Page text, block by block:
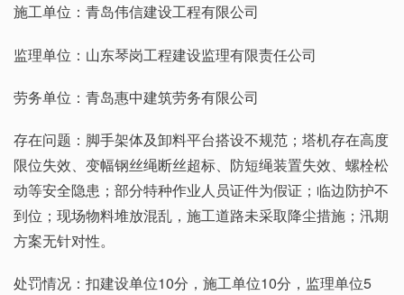
施工单位：青岛伟信建设工程有限公司
监理单位：山东琴岗工程建设监理有限责任公司
劳务单位：青岛惠中建筑劳务有限公司
存在问题：脚手架体及卸料平台搭设不规范；塔机存在高度
限位失效、变幅钢丝绳断丝超标、防短绳装置失效、螺栓松
动等安全隐患；部分特种作业人员证件为假证；临边防护不
到位；现场物料堆放混乱，施工道路未采取降尘措施；汛期
方案无针对性。
处罚情况：扣建设单位10分，施工单位10分，监理单位5